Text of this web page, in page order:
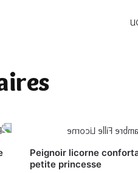
Peignoir licorne
petite princesse